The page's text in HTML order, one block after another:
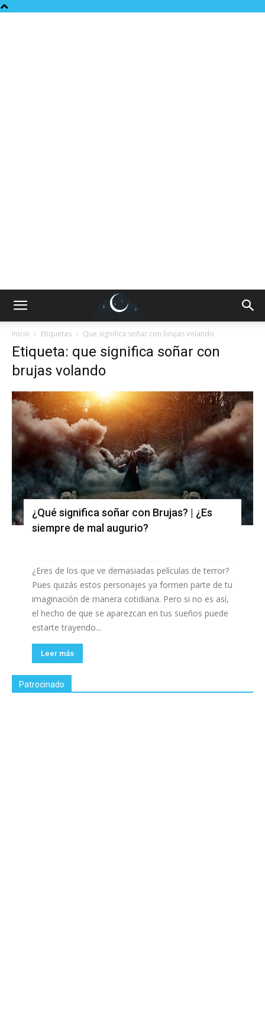
Inicio Etiquetas Que significa soñar con brujas volando
Etiqueta: que significa soñar con
brujas volando
¿Qué significa soñar con Brujas? | ¿Es
siempre de mal augurio?
¿Eres de los que ve demasiadas películas de terror?
Pues quizás estos personajes ya formen parte de tu
imaginación de manera cotidiana. Pero si no es así,
el hecho de que se aparezcan en tus sueños puede
estarte trayendo...
Leer más
Patrocinado